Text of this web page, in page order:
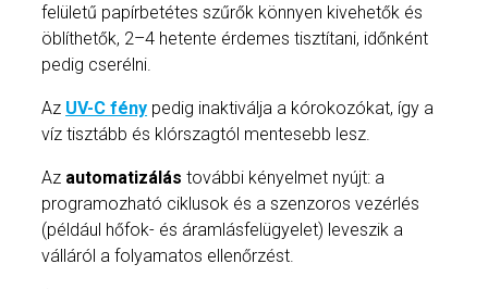
felületű papírbetétes szűrők könnyen kivehetők és
öblíthetők, 2–4 hetente érdemes tisztítani, időnként
pedig cserélni.
Az UV-C fény pedig inaktiválja a kórokozókat, így a
víz tisztább és klórszagtól mentesebb lesz.
Az automatizálás további kényelmet nyújt: a
programozható ciklusok és a szenzoros vezérlés
(például hőfok- és áramlásfelügyelet) leveszik a
válláról a folyamatos ellenőrzést.